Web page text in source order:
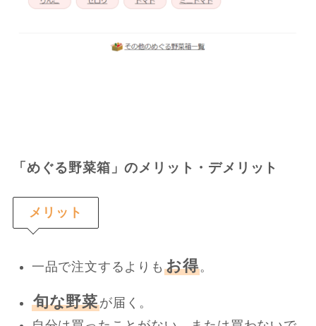
「めぐる野菜箱」のメリット・デメリット
メリット
一品で注文するよりも お得。
旬な野菜が届く。